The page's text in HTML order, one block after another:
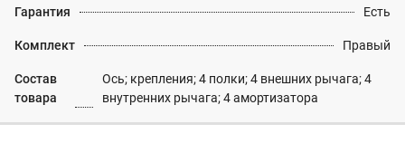
Гарантия Есть
Комплект Правый
Состав
товара
Ось; крепления; 4 полки; 4 внешних рычага; 4
внутренних рычага; 4 амортизатора